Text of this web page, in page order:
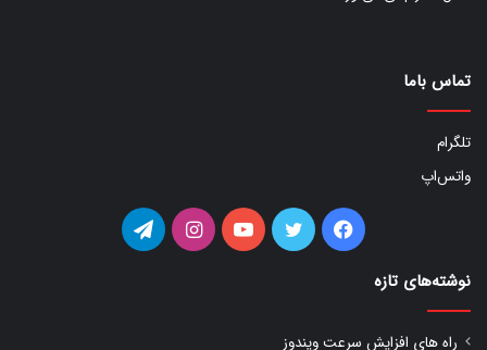
تماس باما
تلگرام
واتس‌اپ
فیس توییتر یوتیوب اینستاگرامتلگرام
نوشته‌های تازه
راه های افزایش سرعت ویندوز